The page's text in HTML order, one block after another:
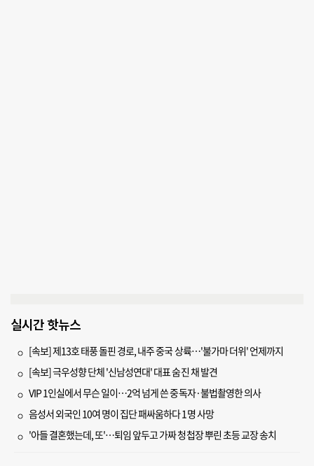
실시간 핫뉴스
[속보] 제13호 태풍 돌핀 경로, 내주 중국 상륙…'불가마 더위' 언제까지
[속보] 극우성향 단체 '신남성연대' 대표 숨진 채 발견
VIP 1인실에서 무슨 일이…2억 넘게 쓴 중독자·불법촬영한 의사
음성서 외국인 10여 명이 집단 패싸움하다 1명 사망
'아들 결혼했는데, 또'…퇴임 앞두고 가짜 청첩장 뿌린 초등 교장 송치